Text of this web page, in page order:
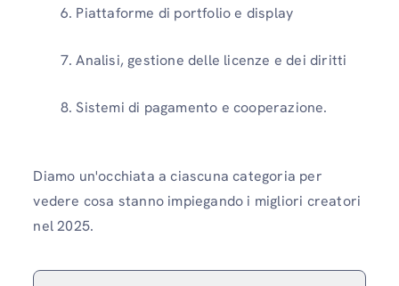
Piattaforme di portfolio e display
Analisi, gestione delle licenze e dei diritti
Sistemi di pagamento e cooperazione.
Diamo un'occhiata a ciascuna categoria per
vedere cosa stanno impiegando i migliori creatori
nel 2025.